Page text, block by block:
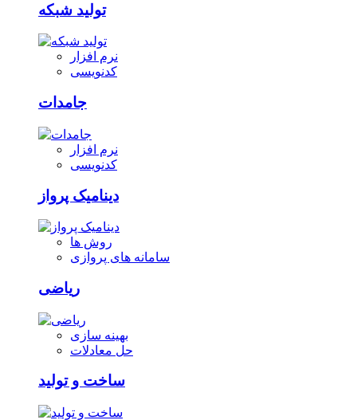
تولید شبکه
نرم افزار
کدنویسی
جامدات
نرم افزار
کدنویسی
دینامیک پرواز
روش ها
سامانه های پروازی
ریاضی
بهینه سازی
حل معادلات
ساخت و تولید